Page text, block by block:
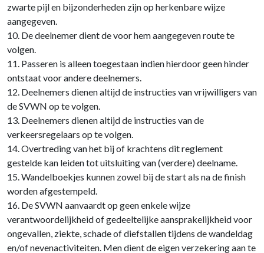
zwarte pijl en bijzonderheden zijn op herkenbare wijze
aangegeven.
10. De deelnemer dient de voor hem aangegeven route te
volgen.
11. Passeren is alleen toegestaan indien hierdoor geen hinder
ontstaat voor andere deelnemers.
12. Deelnemers dienen altijd de instructies van vrijwilligers van
de SVWN op te volgen.
13. Deelnemers dienen altijd de instructies van de
verkeersregelaars op te volgen.
14. Overtreding van het bij of krachtens dit reglement
gestelde kan leiden tot uitsluiting van (verdere) deelname.
15. Wandelboekjes kunnen zowel bij de start als na de finish
worden afgestempeld.
16. De SVWN aanvaardt op geen enkele wijze
verantwoordelijkheid of gedeeltelijke aansprakelijkheid voor
ongevallen, ziekte, schade of diefstallen tijdens de wandeldag
en/of nevenactiviteiten. Men dient de eigen verzekering aan te